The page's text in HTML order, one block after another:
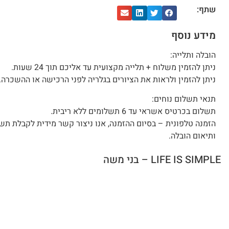
שתף:
מידע נוסף
הובלה ותלייה:
ניתן להזמין משלוח + תלייה מקצועית עד אליכם תוך 24 שעות.
ניתן להזמין ולראות את הציורים בגלריה לפני הרכישה או
תנאי תשלום נוחים:
תשלום בכרטיס אשראי עד 6 תשלומים ללא ריבית.
הזמנה טלפונית – בסיום ההזמנה, אנו ניצור קשר מידית לקבלת
ותיאום הובלה.
LIFE IS SIMPLE – בני משה